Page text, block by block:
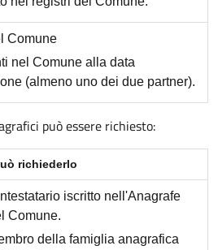
Comune
nel Comune alla data
(almeno uno dei due partner).
può essere richiesto:
richiederlo
iscritto nell'Anagrafe
Comune.
della famiglia anagrafica